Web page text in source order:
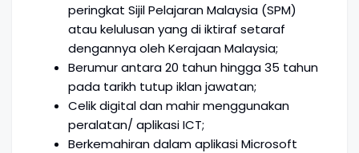
peringkat Sijil Pelajaran Malaysia (SPM)
atau kelulusan yang di iktiraf setaraf
dengannya oleh Kerajaan Malaysia;
Berumur antara 20 tahun hingga 35 tahun
pada tarikh tutup iklan jawatan;
Celik digital dan mahir menggunakan
peralatan/ aplikasi ICT;
Berkemahiran dalam aplikasi Microsoft